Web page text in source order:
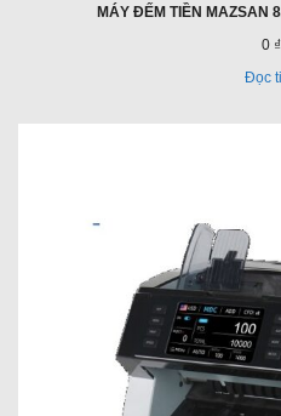
MÁY ĐẾM TIỀN MAZSAN
0 ₫
Đọc